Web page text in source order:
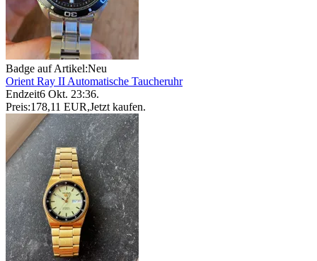
Badge auf Artikel:Neu
Orient Ray II Automatische Taucheruhr
Endzeit6 Okt. 23:36.
Preis:178,11 EUR,Jetzt kaufen.